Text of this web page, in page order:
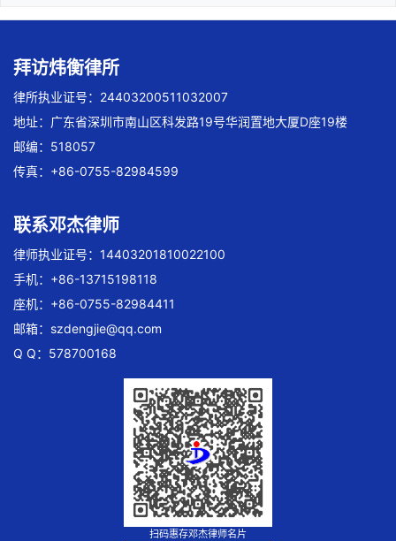
拜访炜衡律所
律所执业证号：24403200511032007
地址：广东省深圳市南山区科发路19号华润置地大厦D座19楼
邮编：518057
传真：+86-0755-82984599
联系邓杰律师
律师执业证号：14403201810022100
手机：+86-13715198118
座机：+86-0755-82984411
邮箱： szdengjie@qq.com
Q Q：578700168
扫码惠存邓杰律师名片